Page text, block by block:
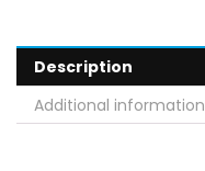
Description
Additional information